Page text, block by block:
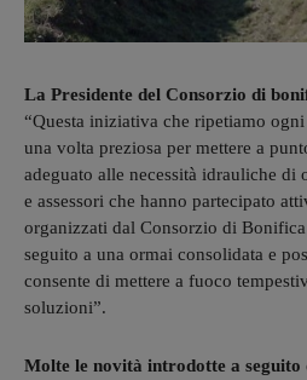
La Presidente del Consorzio di
“Questa iniziativa che ripetiamo
una volta preziosa per mettere a
adeguato alle necessità idrauliche di
e assessori che hanno partecipato
organizzati dal Consorzio di
seguito a una ormai consolidata e
consente di mettere a fuoco
soluzioni”.
Molte le novità introdotte a